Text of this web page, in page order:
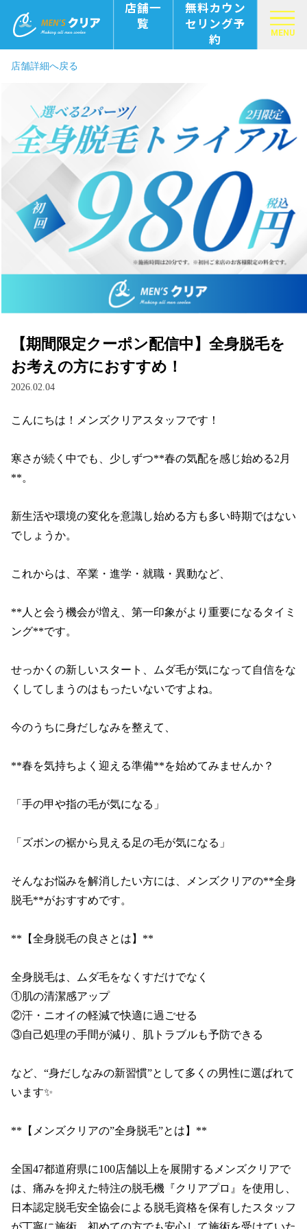
店舗一
覧
無料カウン
セリング予
約
MENU
店舗詳細へ戻る
【期間限定クーポン配信中】全身脱毛を
お考えの方におすすめ！
2026.02.04
こんにちは！メンズクリアスタッフです！
寒さが続く中でも、少しずつ**春の気配を感じ始める2月
**。
新生活や環境の変化を意識し始める方も多い時期ではない
でしょうか。
これからは、卒業・進学・就職・異動など、
**人と会う機会が増え、第一印象がより重要になるタイミ
ング**です。
せっかくの新しいスタート、ムダ毛が気になって自信をな
くしてしまうのはもったいないですよね。
今のうちに身だしなみを整えて、
**春を気持ちよく迎える準備**を始めてみませんか？
「手の甲や指の毛が気になる」
「ズボンの裾から見える足の毛が気になる」
そんなお悩みを解消したい方には、メンズクリアの**全身
脱毛**がおすすめです。
**【全身脱毛の良さとは】**
全身脱毛は、ムダ毛をなくすだけでなく
①肌の清潔感アップ
②汗・ニオイの軽減で快適に過ごせる
③自己処理の手間が減り、肌トラブルも予防できる
など、“身だしなみの新習慣”として多くの男性に選ばれて
います✨
**【メンズクリアの”全身脱毛”とは】**
全国47都道府県に100店舗以上を展開するメンズクリアで
は、痛みを抑えた特注の脱毛機『クリアプロ』を使用し、
日本認定脱毛安全協会による脱毛資格を保有したスタッフ
が丁寧に施術。初めての方でも安心して施術を受けていた